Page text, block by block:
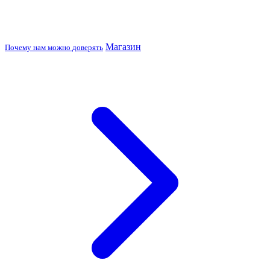
Почему нам можно доверять Магазин